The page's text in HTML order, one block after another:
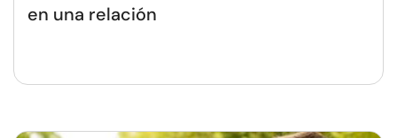
en una relación